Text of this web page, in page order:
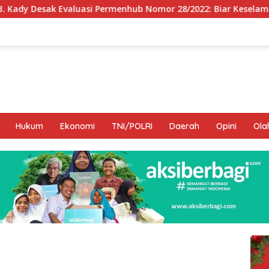
Nomor 28/2022: Biar Keselamatan Pelayaran Tak
Hukum Ekonomi TNI/POLRI Daerah Opini